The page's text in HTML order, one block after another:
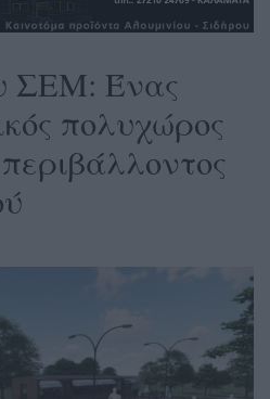
ΣΕΜ: Ένας
πολυχώρος